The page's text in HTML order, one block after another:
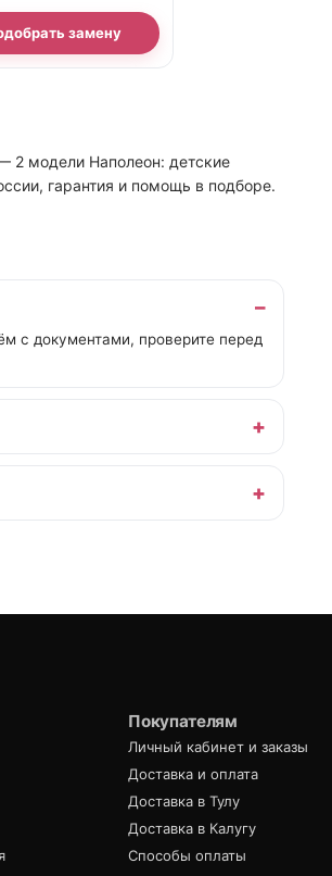
замену
2 модели Наполеон: детские
гарантия и помощь в подборе.
с документами, проверите перед
Покупателям
Личный кабинет и заказы
Доставка и оплата
Доставка в Тулу
Доставка в Калугу
Способы оплаты